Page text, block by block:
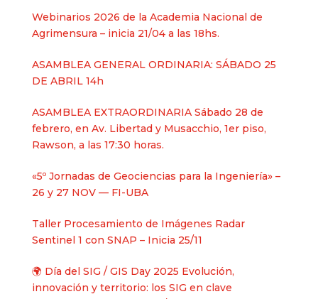
Webinarios 2026 de la Academia Nacional de
Agrimensura – inicia 21/04 a las 18hs.
ASAMBLEA GENERAL ORDINARIA: SÁBADO 25
DE ABRIL 14h
ASAMBLEA EXTRAORDINARIA Sábado 28 de
febrero, en Av. Libertad y Musacchio, 1er piso,
Rawson, a las 17:30 horas.
«5º Jornadas de Geociencias para la Ingeniería» –
26 y 27 NOV — FI-UBA
Taller Procesamiento de Imágenes Radar
Sentinel 1 con SNAP – Inicia 25/11
🌍 Día del SIG / GIS Day 2025 Evolución,
innovación y territorio: los SIG en clave